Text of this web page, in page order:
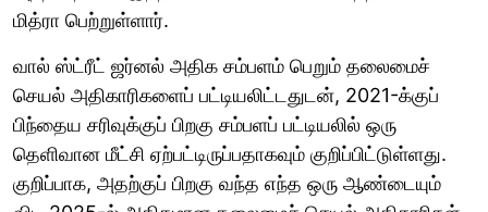
மித்ரா பெற்றுள்ளார்.
வால் ஸ்ட்ரீட் ஜர்னல் அதிக சம்பளம் பெறும் தலைமைச்
செயல் அதிகாரிகளைப் பட்டியலிட்டதுடன், 2021-க்குப்
பிந்தைய சரிவுக்குப் பிறகு சம்பளப் பட்டியலில் ஒரு
தெளிவான மீட்சி ஏற்பட்டிருப்பதாகவும் குறிப்பிட்டுள்ளது.
குறிப்பாக, அதற்குப் பிறகு வந்த எந்த ஒரு ஆண்டையும்